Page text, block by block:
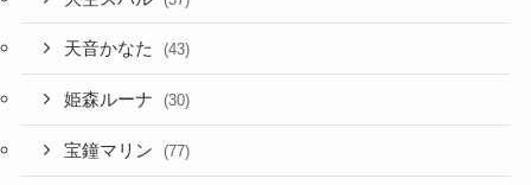
大空スバル (37)
天音かなた (43)
姫森ルーナ (30)
宝鐘マリン (77)